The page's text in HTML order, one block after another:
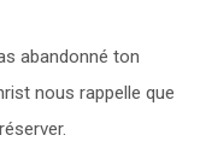
abandonné ton
nous rappelle que